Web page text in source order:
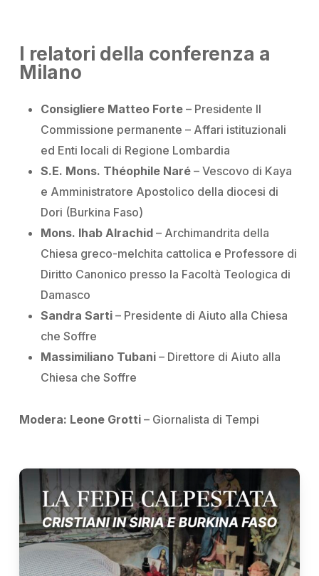
I relatori della conferenza a
Milano
Consigliere Matteo Forte– Presidente II
Commissione permanente – Affari istituzionali
ed Enti locali di Regione Lombardia
S.E. Mons. Théophile Naré– Vescovo di Kaya
e Amministratore Apostolico della diocesi di
Dori (Burkina Faso)
Mons. Ihab Alrachid– Archimandrita della
Chiesa greco-melchita cattolica e Professore di
Diritto Canonico presso la Facoltà Teologica di
Damasco
Sandra Sarti– Presidente di Aiuto alla Chiesa
che Soffre
Massimiliano Tubani– Direttore di Aiuto alla
Chiesa che Soffre
Modera: Leone Grotti– Giornalista di Tempi